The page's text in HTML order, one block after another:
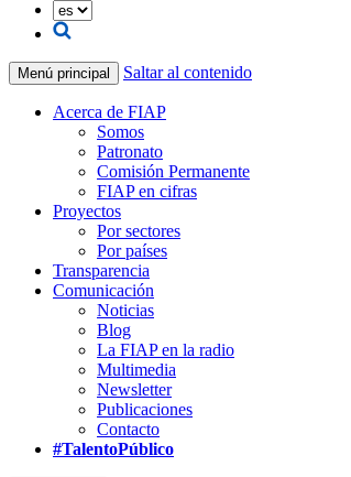
Menú principal Saltar al contenido
Acerca de FIAP
Somos
Patronato
Comisión Permanente
FIAP en cifras
Proyectos
Por sectores
Por países
Transparencia
Comunicación
Noticias
Blog
La FIAP en la radio
Multimedia
Newsletter
Publicaciones
Contacto
#TalentoPúblico